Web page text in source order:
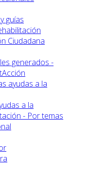
guías
Ciudadana
generados -
ayudas a la
a la
- Por temas